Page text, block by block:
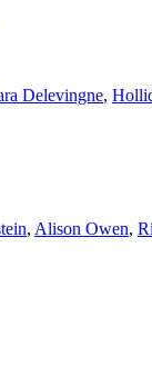
Delevingne,
, Alison Owen,